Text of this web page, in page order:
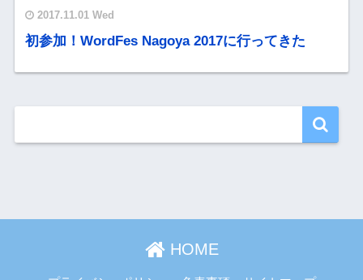
2017.11.01 Wed
初参加！WordFes Nagoya 2017に行ってきた
HOME